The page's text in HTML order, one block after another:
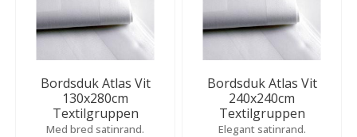
Bordsduk Atlas Vit
130x280cm
Textilgruppen
Med bred satinrand.
Bordsduk Atlas Vit
240x240cm
Textilgruppen
Elegant satinrand.